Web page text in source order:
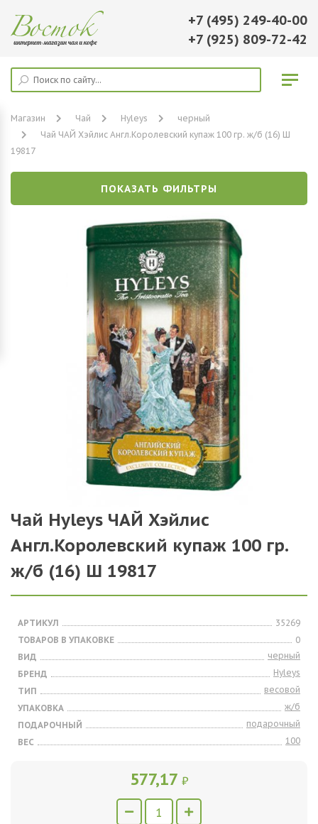
+7 (495) 249-40-00
+7 (925) 809-72-42
Магазин Чай Hyleys
черный
Чай ЧАЙ Хэйлис Англ.Королевский купаж 100 гр. ж/б (16) Ш
19817
ПОКАЗАТЬ ФИЛЬТРЫ
Чай Hyleys ЧАЙ Хэйлис
Англ.Королевский купаж 100 гр.
ж/б (16) Ш 19817
АРТИКУЛ
35269
ТОВАРОВ В УПАКОВКЕ
0
ВИД
черный
БРЕНД
Hyleys
ТИП
весовой
УПАКОВКА
ж/б
ПОДАРОЧНЫЙ
подарочный
ВЕС
100
577,17 ₽